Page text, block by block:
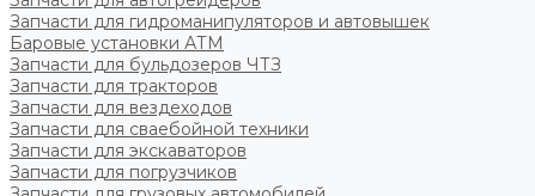
Запчасти для гидроманипуляторов и автовышек
Баровые установки АТМ
Запчасти для бульдозеров ЧТЗ
Запчасти для тракторов
Запчасти для вездеходов
Запчасти для сваебойной техники
Запчасти для экскаваторов
Запчасти для погрузчиков